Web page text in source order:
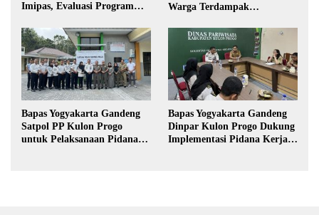
Imipas, Evaluasi Program
Warga Terdampak
Bapas Yogyakarta Gandeng
Satpol PP Kulon Progo
untuk Pelaksanaan Pidana
Bapas Yogyakarta Gandeng
Dinpar Kulon Progo Dukung
Implementasi Pidana Kerja